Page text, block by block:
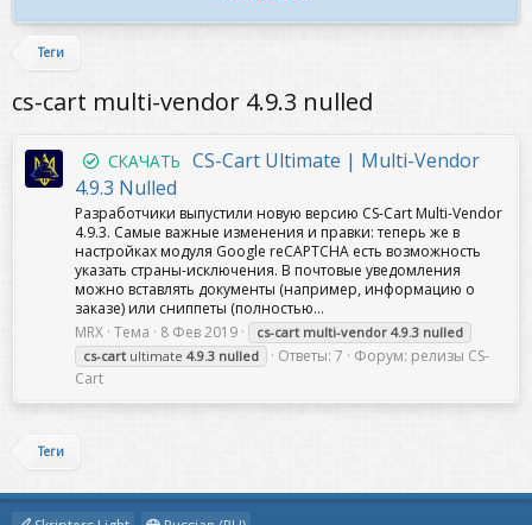
Теги
cs-cart multi-vendor 4.9.3 nulled
СКАЧАТЬ CS-Cart Ultimate | Multi-Vendor
4.9.3 Nulled
Разработчики выпустили новую версию CS-Cart Multi-Vendor
4.9.3. Самые важные изменения и правки: теперь же в
настройках модуля Google reCAPTCHA есть возможность
указать страны-исключения. В почтовые уведомления
можно вставлять документы (например, информацию о
заказе) или сниппеты (полностью...
MRX Тема 8 Фев 2019 cs-cart multi-vendor 4.9.3 nulled
cs-cart ultimate 4.9.3 nulled Ответы: 7 Форум: релизы CS-
Cart
Теги